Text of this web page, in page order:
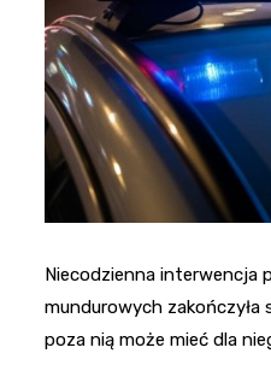
Niecodzienna interwencja
mundurowych
poza nią może mieć dla